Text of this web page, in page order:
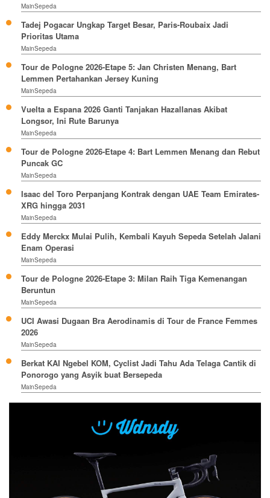
MainSepeda
Tadej Pogacar Ungkap Target Besar, Paris-Roubaix Jadi
Prioritas Utama
MainSepeda
Tour de Pologne 2026-Etape 5: Jan Christen Menang, Bart
Lemmen Pertahankan Jersey Kuning
MainSepeda
Vuelta a Espana 2026 Ganti Tanjakan Hazallanas Akibat
Longsor, Ini Rute Barunya
MainSepeda
Tour de Pologne 2026-Etape 4: Bart Lemmen Menang dan Rebut
Puncak GC
MainSepeda
Isaac del Toro Perpanjang Kontrak dengan UAE Team Emirates-
XRG hingga 2031
MainSepeda
Eddy Merckx Mulai Pulih, Kembali Kayuh Sepeda Setelah Jalani
Enam Operasi
MainSepeda
Tour de Pologne 2026-Etape 3: Milan Raih Tiga Kemenangan
Beruntun
MainSepeda
UCI Awasi Dugaan Bra Aerodinamis di Tour de France Femmes
2026
MainSepeda
Berkat KAI Ngebel KOM, Cyclist Jadi Tahu Ada Telaga Cantik di
Ponorogo yang Asyik buat Bersepeda
MainSepeda